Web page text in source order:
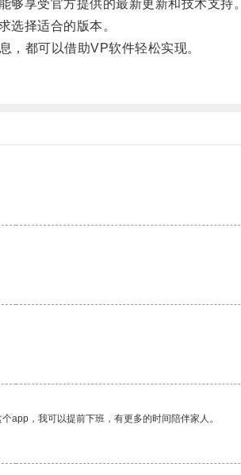
享受官方提供的最新更新和技术支持。
择适合的版本。
都可以借助VP软件轻松实现。
app，我可以提前下班，有更多的时间陪伴家人。